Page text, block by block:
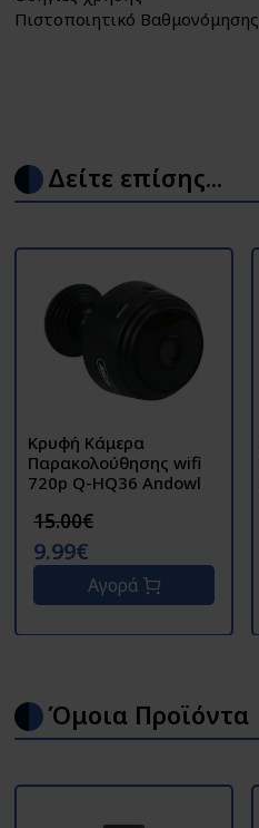
Πιστοποιητικό Βαθμονόμησης
Δείτε επίσης...
Κρυφή Κάμερα
Παρακολούθησης wifi
720p Q-HQ36 Andowl
15.00€
9.99€
Αγορά
Όμοια Προϊόντα